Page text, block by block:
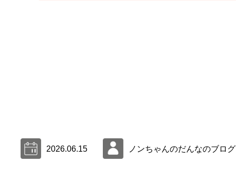
2026.06.15 ノンちゃんのだんなのブログ